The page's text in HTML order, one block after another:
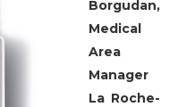
Borgudan,
Medical
Area
Manager
La Roche-